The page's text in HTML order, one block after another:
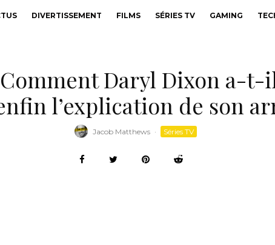
DIVERTISSEMENT FILMS SÉRIES TV GAMING
Daryl Dixon a-
l’explication de son
Jacob Matthews · Séries TV